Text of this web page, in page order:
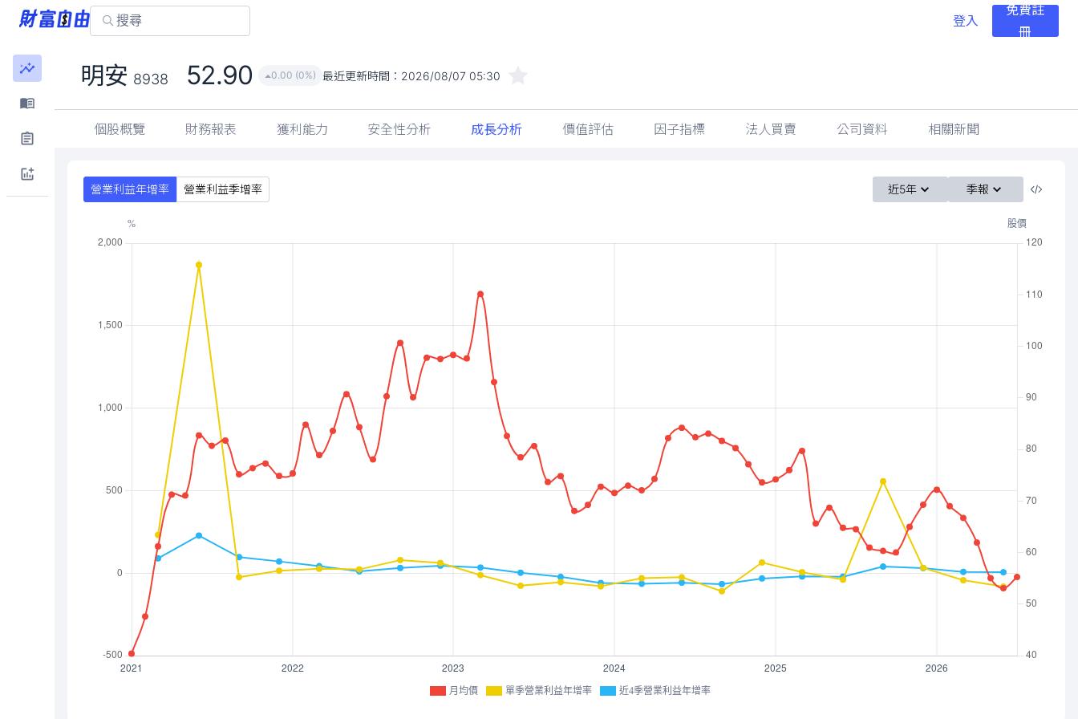
登入
免費註
冊
明安 8938 52.90 0.00 (0%) 最近更新時間： 2026/08/07 05:30
個股概覽 財務報表 獲利能力 安全性分析 成長分析 價值評估 因子指標 法人買賣 公司資料 相關新聞
營業利益年增率 營業利益季增率 近5年 季報
月均價 單季營業利益年增率 近4季營業利益年增率